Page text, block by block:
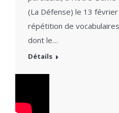
(La Défense) le 13
répétition de
dont le…
Détails